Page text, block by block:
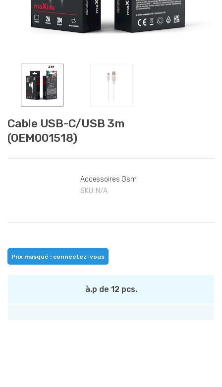
Cable USB-C/USB 3m
(OEM001518)
Accessoires Gsm
SKU: N/A
Prix masqué : connectez-vous
à.p de 12 pcs.